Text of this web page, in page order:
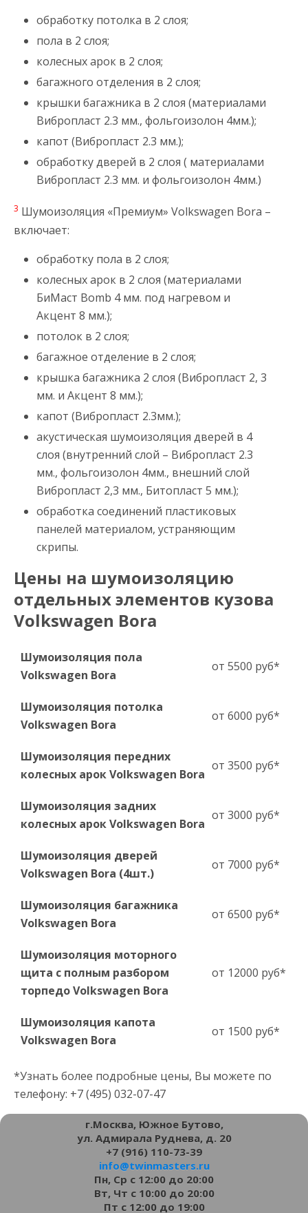
обработку потолка в 2 слоя;
пола в 2 слоя;
колесных арок в 2 слоя;
багажного отделения в 2 слоя;
крышки багажника в 2 слоя (материалами
Вибропласт 2.3 мм., фольгоизолон 4мм.);
капот (Вибропласт 2.3 мм.);
обработку дверей в 2 слоя ( материалами
Вибропласт 2.3 мм. и фольгоизолон 4мм.)
3 Шумоизоляция «Премиум» Volkswagen Bora –
включает:
обработку пола в 2 слоя;
колесных арок в 2 слоя (материалами
БиМаст Bomb 4 мм. под нагревом и
Акцент 8 мм.);
потолок в 2 слоя;
багажное отделение в 2 слоя;
крышка багажника 2 слоя (Вибропласт 2, 3
мм. и Акцент 8 мм.);
капот (Вибропласт 2.3мм.);
акустическая шумоизоляция дверей в 4
слоя (внутренний слой – Вибропласт 2.3
мм., фольгоизолон 4мм., внешний слой
Вибропласт 2,3 мм., Битопласт 5 мм.);
обработка соединений пластиковых
панелей материалом, устраняющим
скрипы.
Цены на шумоизоляцию
отдельных элементов кузова
Volkswagen Bora
Шумоизоляция пола
Volkswagen Bora
от 5500 руб*
Шумоизоляция потолка
Volkswagen Bora
от 6000 руб*
Шумоизоляция передних
колесных арок Volkswagen Bora
от 3500 руб*
Шумоизоляция задних
колесных арок Volkswagen Bora
от 3000 руб*
Шумоизоляция дверей
Volkswagen Bora (4шт.)
от 7000 руб*
Шумоизоляция багажника
Volkswagen Bora
от 6500 руб*
Шумоизоляция моторного
щита с полным разбором
торпедо Volkswagen Bora
от 12000 руб*
Шумоизоляция капота
Volkswagen Bora
от 1500 руб*
*Узнать более подробные цены, Вы можете по
телефону: +7 (495) 032-07-47
г.Москва, Южное Бутово,
ул. Адмирала Руднева, д. 20
+7 (916) 110-73-39
info@twinmasters.ru
Пн, Ср с 12:00 до 20:00
Вт, Чт с 10:00 до 20:00
Пт с 12:00 до 19:00